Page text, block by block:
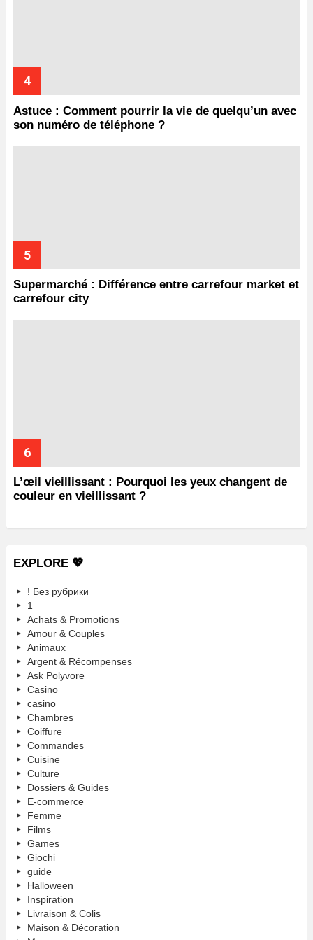
Astuce : Comment pourrir la vie de quelqu’un avec
son numéro de téléphone ?
Supermarché : Différence entre carrefour market et
carrefour city
L’œil vieillissant : Pourquoi les yeux changent de
couleur en vieillissant ?
EXPLORE 💖
! Без рубрики
1
Achats & Promotions
Amour & Couples
Animaux
Argent & Récompenses
Ask Polyvore
Casino
casino
Chambres
Coiffure
Commandes
Cuisine
Culture
Dossiers & Guides
E-commerce
Femme
Films
Games
Giochi
guide
Halloween
Inspiration
Livraison & Colis
Maison & Décoration